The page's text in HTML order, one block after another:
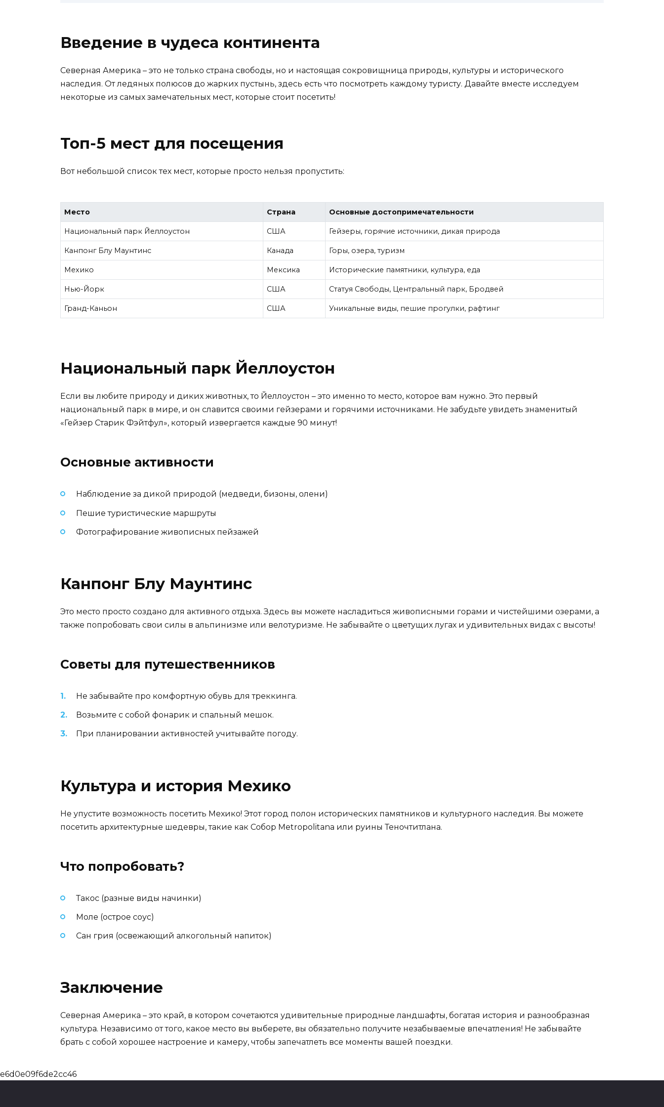
Введение в чудеса континента
Северная Америка – это не только страна свободы, но и настоящая сокровищница природы, культуры и исторического
наследия. От ледяных полюсов до жарких пустынь, здесь есть что посмотреть каждому туристу. Давайте вместе исследуем
некоторые из самых замечательных мест, которые стоит посетить!
Топ-5 мест для посещения
Вот небольшой список тех мест, которые просто нельзя пропустить:
Место Страна Основные достопримечательности
Национальный парк Йеллоустон США Гейзеры, горячие источники, дикая природа
Канпонг Блу Маунтинс Канада Горы, озера, туризм
Мехико Мексика Исторические памятники, культура, еда
Нью-Йорк США Статуя Свободы, Центральный парк, Бродвей
Гранд-Каньон США Уникальные виды, пешие прогулки, рафтинг
Национальный парк Йеллоустон
Если вы любите природу и диких животных, то Йеллоустон – это именно то место, которое вам нужно. Это первый
национальный парк в мире, и он славится своими гейзерами и горячими источниками. Не забудьте увидеть знаменитый
«Гейзер Старик Фэйтфул», который извергается каждые 90 минут!
Основные активности
Наблюдение за дикой природой (медведи, бизоны, олени)
Пешие туристические маршруты
Фотографирование живописных пейзажей
Канпонг Блу Маунтинс
Это место просто создано для активного отдыха. Здесь вы можете насладиться живописными горами и чистейшими озерами, а
также попробовать свои силы в альпинизме или велотуризме. Не забывайте о цветущих лугах и удивительных видах с высоты!
Советы для путешественников
Не забывайте про комфортную обувь для треккинга.
Возьмите с собой фонарик и спальный мешок.
При планировании активностей учитывайте погоду.
Культура и история Мехико
Не упустите возможность посетить Мехико! Этот город полон исторических памятников и культурного наследия. Вы можете
посетить архитектурные шедевры, такие как Собор Metropolitana или руины Теночтитлана.
Что попробовать?
Такос (разные виды начинки)
Моле (острое соус)
Сан грия (освежающий алкогольный напиток)
Заключение
Северная Америка – это край, в котором сочетаются удивительные природные ландшафты, богатая история и разнообразная
культура. Независимо от того, какое место вы выберете, вы обязательно получите незабываемые впечатления! Не забывайте
брать с собой хорошее настроение и камеру, чтобы запечатлеть все моменты вашей поездки.
e6d0e09f6de2cc46